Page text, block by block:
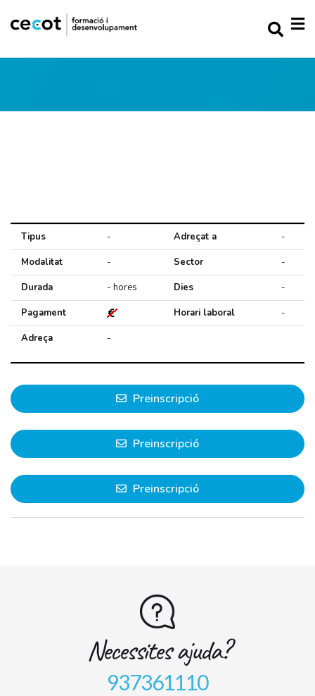
Tipus - Adreçat a
-
Modalitat
- Sector
-
Durada
- hores Dies
-
Pagament
Horari laboral
-
Adreça
-
Preinscripció
Preinscripció
Preinscripció
Necessites ajuda?
937361110